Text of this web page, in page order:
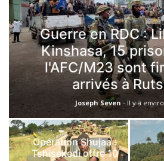
Guerre en RDC :
Kinshasa, 15
l'AFC/M23 sont
arrivés à
Joseph Seven - Il y a
Opération Shujaa :
Tshisekedi offre 10